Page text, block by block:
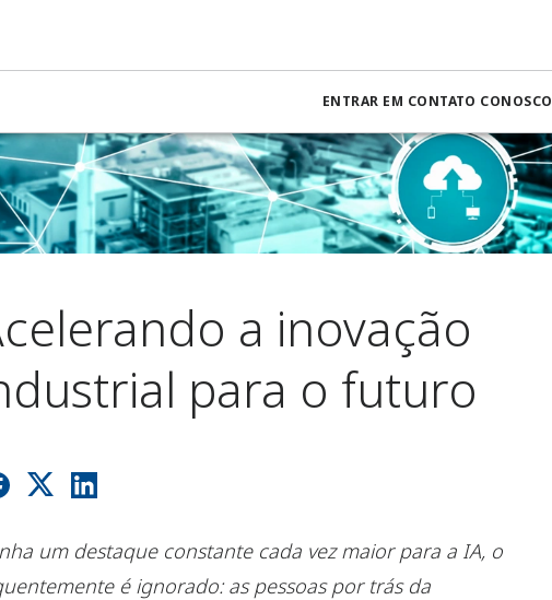
ENTRAR EM CONTATO CONOSCO
a inovação
para o futuro
um destaque constante cada vez maior para a IA, o
é ignorado: as pessoas por trás da